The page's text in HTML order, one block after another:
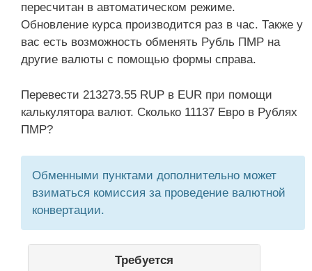
пересчитан в автоматическом режиме.
Обновление курса производится раз в час. Также у
вас есть возможность обменять Рубль ПМР на
другие валюты с помощью формы справа.
Перевести 213273.55 RUP в EUR при помощи
калькулятора валют. Сколько 11137 Евро в Рублях
ПМР?
Обменными пунктами дополнительно может
взиматься комиссия за проведение валютной
конвертации.
Требуется